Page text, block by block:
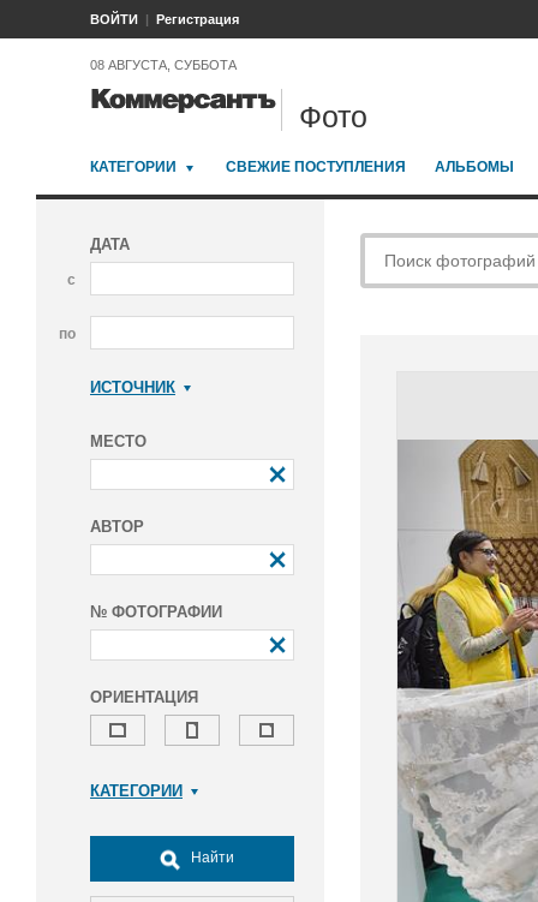
ВОЙТИ Регистрация
08 АВГУСТА, СУББОТА
Фото
КАТЕГОРИИ СВЕЖИЕ ПОСТУПЛЕНИЯ АЛЬБОМЫ
ДАТА
с
по
ИСТОЧНИК
МЕСТО
АВТОР
№ ФОТОГРАФИИ
ОРИЕНТАЦИЯ
КАТЕГОРИИ
Досуг, туризм и отдых
Культура
Найти